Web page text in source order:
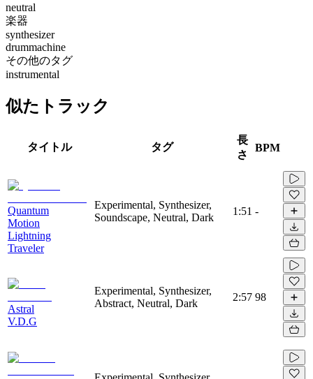
neutral
楽器
synthesizer
drummachine
その他のタグ
instrumental
似たトラック
タイトル タグ
長
さ
BPM
Quantum
Motion
Lightning
Traveler
Experimental, Synthesizer,
Soundscape, Neutral, Dark
1:51 -
Astral
V.D.G
Experimental, Synthesizer,
Abstract, Neutral, Dark
2:57 98